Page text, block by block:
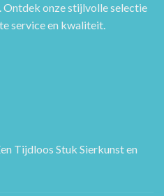
onze stijlvolle selectie
service en kwaliteit.
Tijdloos Stuk Sierkunst en